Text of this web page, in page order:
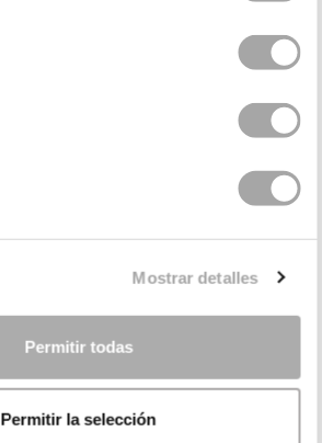
Mostrar detalles
Permitir todas
Permitir la selección
NEED SOME HELP?
COMPANY